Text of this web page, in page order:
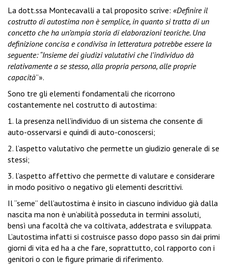
La dott.ssa Montecavalli a tal proposito scrive: «Definire il
costrutto di autostima non è semplice, in quanto si tratta di un
concetto che ha un’ampia storia di elaborazioni teoriche. Una
definizione concisa e condivisa in letteratura potrebbe essere la
seguente: “Insieme dei giudizi valutativi che l’individuo dà
relativamente a se stesso, alla propria persona, alle proprie
capacità”».
Sono tre gli elementi fondamentali che ricorrono
costantemente nel costrutto di autostima:
1. la presenza nell’individuo di un sistema che consente di
auto-osservarsi e quindi di auto-conoscersi;
2. l’aspetto valutativo che permette un giudizio generale di se
stessi;
3. l’aspetto affettivo che permette di valutare e considerare
in modo positivo o negativo gli elementi descrittivi.
Il “seme” dell’autostima è insito in ciascuno individuo già dalla
nascita ma non è un’abilità posseduta in termini assoluti,
bensì una facoltà che va coltivata, addestrata e sviluppata.
L’autostima infatti si costruisce passo dopo passo sin dai primi
giorni di vita ed ha a che fare, soprattutto, col rapporto con i
genitori o con le figure primarie di riferimento.